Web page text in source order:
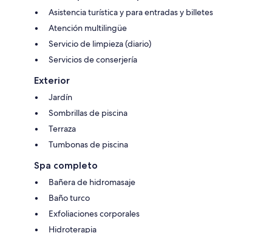
Asistencia turística y para entradas y billetes
Atención multilingüe
Servicio de limpieza (diario)
Servicios de conserjería
Exterior
Jardín
Sombrillas de piscina
Terraza
Tumbonas de piscina
Spa completo
Bañera de hidromasaje
Baño turco
Exfoliaciones corporales
Hidroterapia